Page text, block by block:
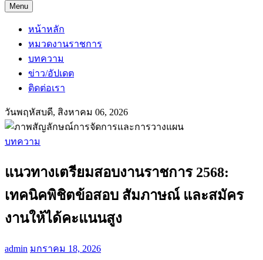
Menu
หน้าหลัก
หมวดงานราชการ
บทความ
ข่าว/อัปเดต
ติดต่อเรา
วันพฤหัสบดี, สิงหาคม 06, 2026
บทความ
แนวทางเตรียมสอบงานราชการ 2568:
เทคนิคพิชิตข้อสอบ สัมภาษณ์ และสมัคร
งานให้ได้คะแนนสูง
admin มกราคม 18, 2026